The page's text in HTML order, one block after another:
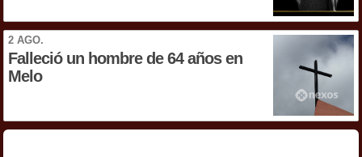
2 AGO.
Falleció un hombre de 64 años en
Melo